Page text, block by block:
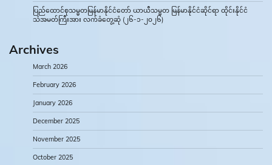
ပြည်ထောင်စုသမ္မတမြန်မာနိုင်ငံတော် ယာယီသမ္မတ မြန်မာနိုင်ငံဆိုင်ရာ ထိုင်းနိုင်ငံ
သံအမတ်ကြီးအား လက်ခံတွေ့ဆုံ (၂၆-၁-၂၀၂၆)
Archives
March 2026
February 2026
January 2026
December 2025
November 2025
October 2025